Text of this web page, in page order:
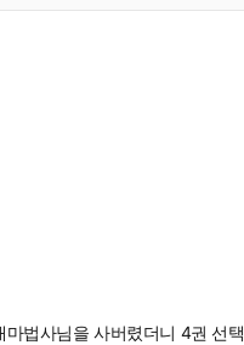
법사님을 사버렸더니 4권 선택